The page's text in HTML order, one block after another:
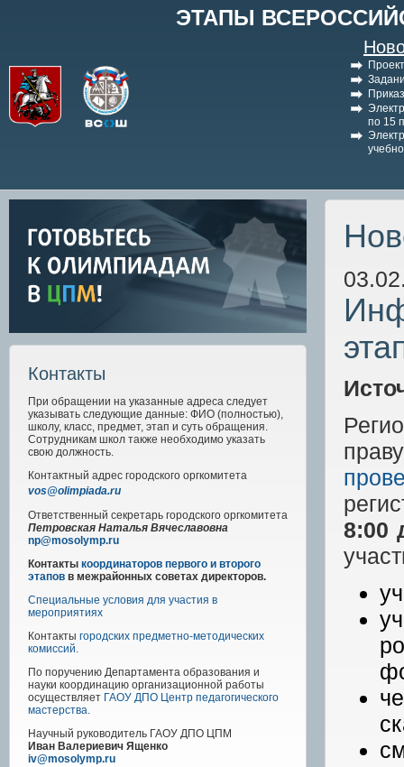
ЭТАПЫ
по 15
Контакты
При обращении на указанные адреса следует
указывать следующие данные: ФИО (полностью),
школу, класс, предмет, этап и суть обращения.
Сотрудникам школ также необходимо указать
свою должность.
Контактный адрес городского оргкомитета
vos@olimpiada.ru
Ответственный секретарь городского оргкомитета
Петровская Наталья Вячеславовна
np@mosolymp.ru
Контакты координаторов первого и второго
этапов в межрайонных советах директоров.
Специальные условия для участия в
мероприятиях
Контакты городских предметно-методических
комиссий.
По поручению Департамента образования и
науки координацию организационной работы
осуществляет ГАОУ ДПО Центр педагогического
мастерства.
Научный руководитель ГАОУ ДПО ЦПМ
Иван Валериевич Ященко
iv@mosolymp.ru
8:00